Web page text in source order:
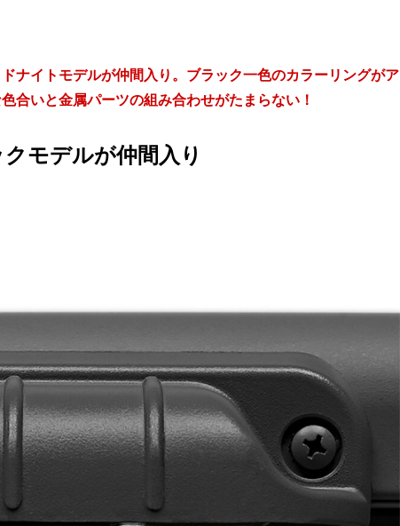
ナイトモデルが仲間入り。ブラック一色のカラーリングがア
合いと金属パーツの組み合わせがたまらない！
モデルが仲間入り